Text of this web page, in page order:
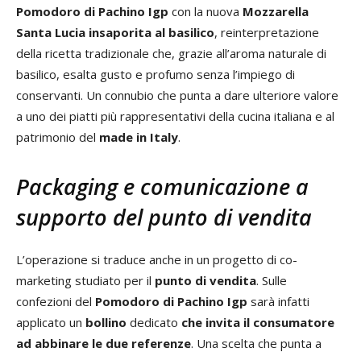
Pomodoro di Pachino Igp con la nuova Mozzarella
Santa Lucia insaporita al basilico, reinterpretazione
della ricetta tradizionale che, grazie all’aroma naturale di
basilico, esalta gusto e profumo senza l’impiego di
conservanti. Un connubio che punta a dare ulteriore valore
a uno dei piatti più rappresentativi della cucina italiana e al
patrimonio del made in Italy.
Packaging e comunicazione a
supporto del punto di vendita
L’operazione si traduce anche in un progetto di co-
marketing studiato per il punto di vendita. Sulle
confezioni del Pomodoro di Pachino Igp sarà infatti
applicato un bollino dedicato che invita il consumatore
ad abbinare le due referenze. Una scelta che punta a